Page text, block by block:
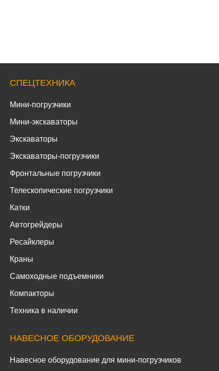
СПЕЦТЕХНИКА
Мини-погрузчики
Мини-экскаваторы
Экскаваторы
Экскаваторы-погрузчики
Фронтальные погрузчики
Телескопические погрузчики
Катки
Автогрейдеры
Ресайклеры
Краны
Самоходные подъемники
Компакторы
Техника в наличии
НАВЕСНОЕ ОБОРУДОВАНИЕ
Навесное оборудование для мини-погрузчиков